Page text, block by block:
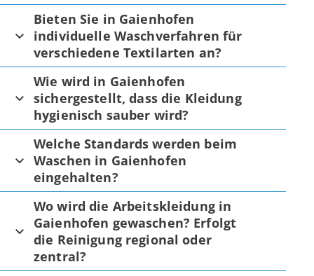
Bieten Sie in Gaienhofen
individuelle Waschverfahren für
verschiedene Textilarten an?
Wie wird in Gaienhofen
sichergestellt, dass die Kleidung
hygienisch sauber wird?
Welche Standards werden beim
Waschen in Gaienhofen
eingehalten?
Wo wird die Arbeitskleidung in
Gaienhofen gewaschen? Erfolgt
die Reinigung regional oder
zentral?